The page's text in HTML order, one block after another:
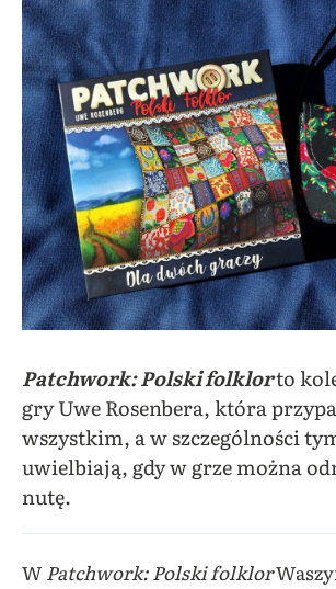
Patchwork: Polski folklorto
gry Uwe Rosenbera, która
wszystkim, a w szczególności
uwielbiają, gdy w grze można
nutę.
WPatchwork: Polski folklor